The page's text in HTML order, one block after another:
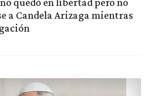
a Candela Arizaga mientras